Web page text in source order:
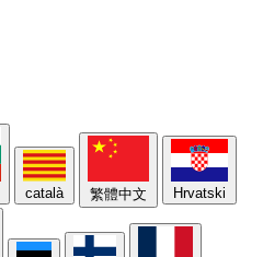
català 繁體中文 Hrvatski